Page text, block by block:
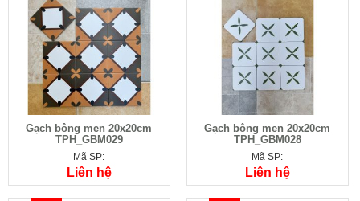
Gạch bông men 20x20cm
TPH_GBM029
Mã SP:
Liên hệ
Gạch bông men 20x20cm
TPH_GBM028
Mã SP:
Liên hệ